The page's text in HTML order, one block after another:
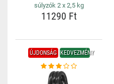
súlyzók 2 x 2,5 kg
11290 Ft
ÚJDONSÁG KEDVEZMÉNY